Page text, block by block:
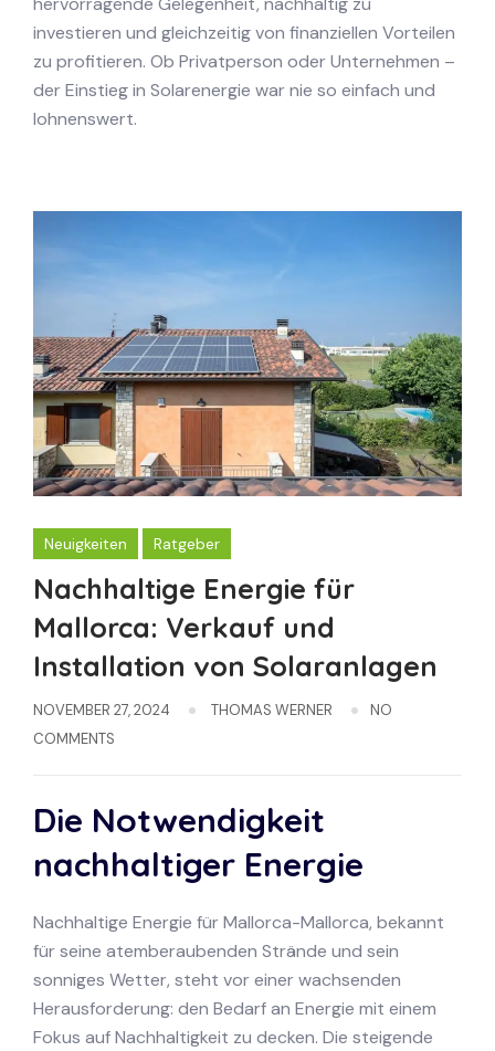
investieren und gleichzeitig von finanziellen Vorteilen
zu profitieren. Ob Privatperson oder Unternehmen –
der Einstieg in Solarenergie war nie so einfach und
lohnenswert.
Neuigkeiten Ratgeber
Nachhaltige Energie für
Mallorca: Verkauf und
Installation von Solaranlagen
NOVEMBER 27, 2024 THOMAS WERNER
NO
COMMENTS
Die Notwendigkeit
nachhaltiger Energie
Nachhaltige Energie für Mallorca-Mallorca, bekannt
für seine atemberaubenden Strände und sein
sonniges Wetter, steht vor einer wachsenden
Herausforderung: den Bedarf an Energie mit einem
Fokus auf Nachhaltigkeit zu decken. Die steigende